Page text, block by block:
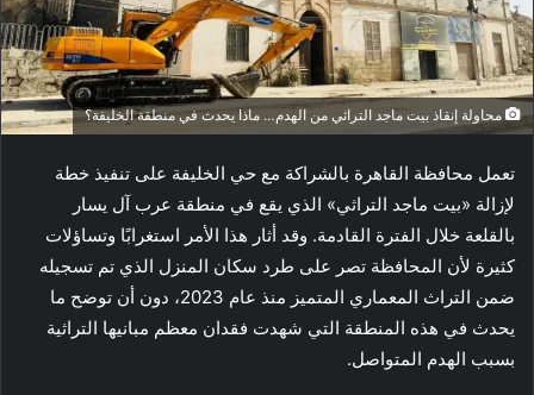
محاولة إنقاذ بيت ماجد التراثي من الهدم… ماذا يحدث في منطقة الخليفة؟
تعمل محافظة القاهرة بالشراكة مع حي الخليفة على تنفيذ خطة
لإزالة «بيت ماجد التراثي» الذي يقع في منطقة عرب آل يسار
بالقلعة خلال الفترة القادمة. وقد أثار هذا الأمر استغرابًا وتساؤلات
كثيرة لأن المحافظة تصر على طرد سكان المنزل الذي تم تسجيله
ضمن التراث المعماري المتميز منذ عام 2023، دون أن توضح ما
يحدث في هذه المنطقة التي شهدت فقدان معظم مبانيها التراثية
بسبب الهدم المتواصل.